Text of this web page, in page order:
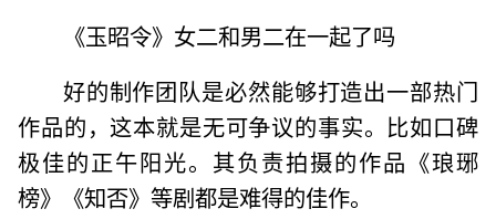
《玉昭令》女二和男二在一起了吗
好的制作团队是必然能够打造出一部热门
作品的，这本就是无可争议的事实。比如口碑
极佳的正午阳光。其负责拍摄的作品《琅琊
榜》《知否》等剧都是难得的佳作。